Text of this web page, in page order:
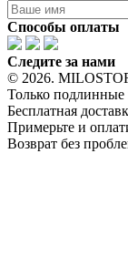
Способы оплаты
Следите за нами
© 2026.
Только
Бесплатная
Примерьте и
Возврат без